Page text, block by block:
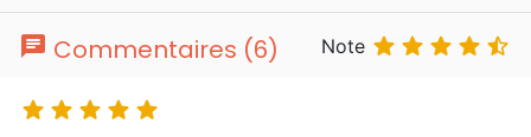
chat Commentaires (6) Note     
    